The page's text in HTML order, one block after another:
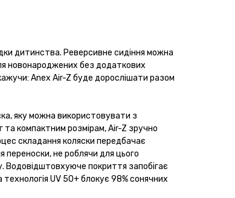
дитинства. Реверсивне сидіння можна
новонароджених без додаткових
Anex Air-Z буде дорослішати разом
яку можна використовувати з
та компактним розмірам, Air-Z зручно
складання коляски передбачає
переноски, не роблячи для цього
Водовідштовхуюче покриття запобігає
UV 50+ блокує 98% сонячних